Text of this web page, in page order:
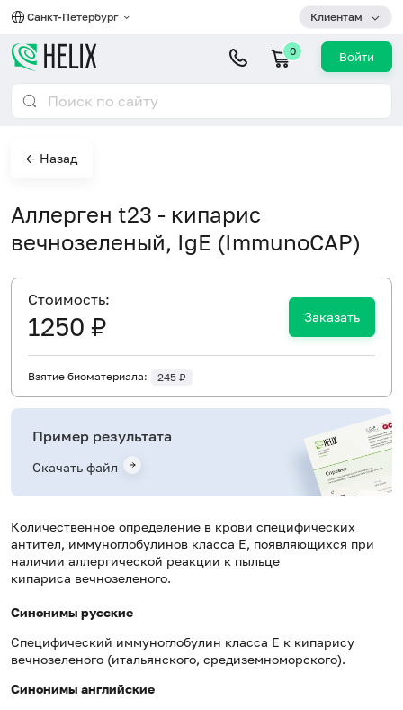
Санкт-Петербург Клиентам
0 Войти
← Назад
Аллерген t23 - кипарис
вечнозеленый, IgE (ImmunoCAP)
Количественное определение в крови специфических
антител, иммуноглобулинов класса E, появляющихся при
наличии аллергической реакции к пыльце
кипариса вечнозеленого.
Синонимы русские
Специфический иммуноглобулин класса Е к кипарису
вечнозеленого (итальянского, средиземноморского).
Синонимы английские
Cтоимость:
1250 ₽ Заказать
Взятие биоматериала: 245 ₽
Пример результата
Скачать файл